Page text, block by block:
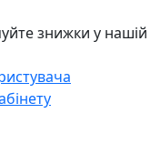
знижки у нашій